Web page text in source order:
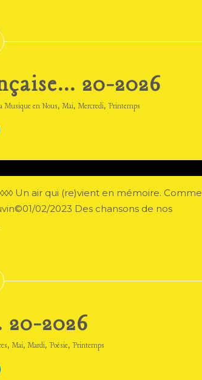
20-2026
Musique en Nous, Mai, Mercredi, Printemps
Un air qui (re)vient en mémoire. Comme
02/2023 Des chansons de nos
20-2026
, Mai, Mardi, Poésie, Printemps